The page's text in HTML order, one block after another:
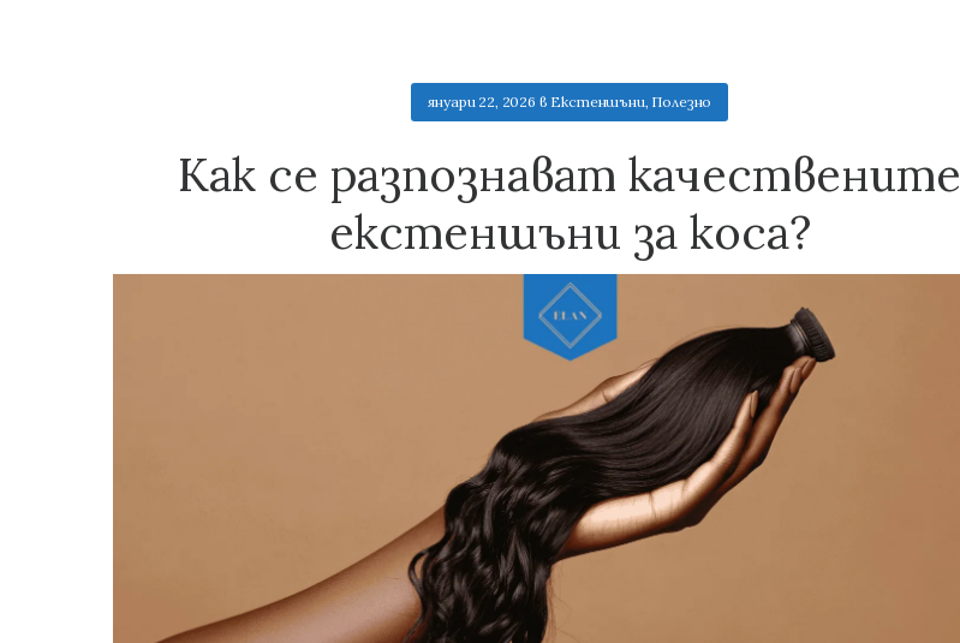
януари 22, 2026 в Екстеншъни, Полезно
Как се разпознават качествените
екстеншъни за коса?